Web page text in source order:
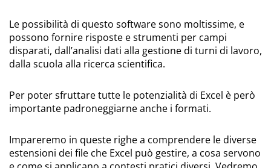
Le possibilità di questo software sono moltissime, e
possono fornire risposte e strumenti per campi
disparati, dall’analisi dati alla gestione di turni di lavoro,
dalla scuola alla ricerca scientifica.
Per poter sfruttare tutte le potenzialità di Excel è però
importante padroneggiarne anche i formati.
Impareremo in queste righe a comprendere le diverse
estensioni dei file che Excel può gestire, a cosa servono